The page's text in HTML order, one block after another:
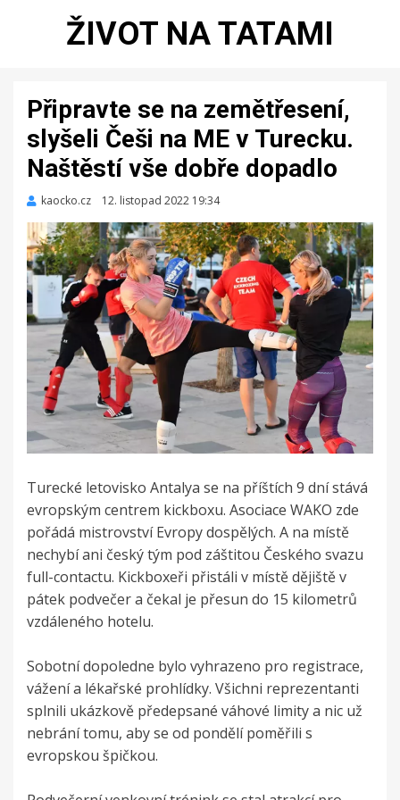
ŽIVOT NA TATAMI
Připravte se na zemětřesení,
slyšeli Češi na ME v Turecku.
Naštěstí vše dobře dopadlo
kaocko.cz
Zveřejněno
12. listopad 2022 19:34
Turecké letovisko Antalya se na příštích 9 dní stává
evropským centrem kickboxu. Asociace WAKO zde
pořádá mistrovství Evropy dospělých. A na místě
nechybí ani český tým pod záštitou Českého svazu
full-contactu. Kickboxeři přistáli v místě dějiště v
pátek podvečer a čekal je přesun do 15 kilometrů
vzdáleného hotelu.
Sobotní dopoledne bylo vyhrazeno pro registrace,
vážení a lékařské prohlídky. Všichni reprezentanti
splnili ukázkově předepsané váhové limity a nic už
nebrání tomu, aby se od pondělí poměřili s
evropskou špičkou.